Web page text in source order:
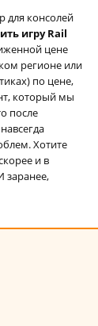
для консолей
игру Rail
цене
регионе или
по цене,
который мы
после
Хотите
и в
заранее,